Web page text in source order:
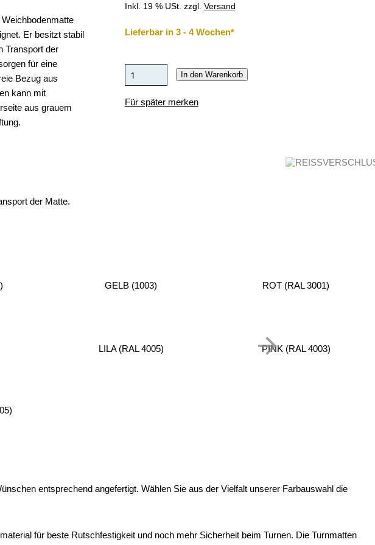
Er besitzt stabil
Transport der
für eine
Bezug aus
kann mit
aus grauem
Inkl. 19 % USt. zzgl. Versand
Lieferbar in 3 - 4 Wochen*
In den Warenkorb
Für später merken
der Matte.
GELB (1003) ROT (RAL 3001)
LILA (RAL 4005) PINK (RAL 4003)
entsprechend angefertigt. Wählen Sie aus der Vielfalt unserer Farbauswahl die
für beste Rutschfestigkeit und noch mehr Sicherheit beim Turnen. Die Turnmatten